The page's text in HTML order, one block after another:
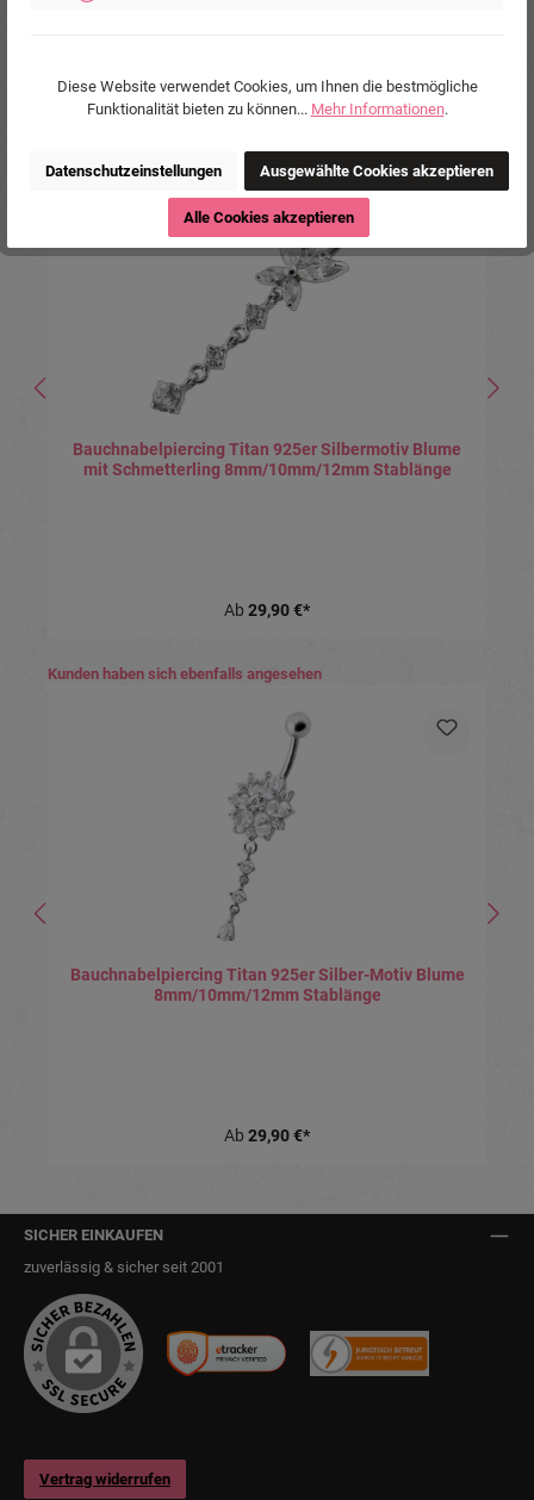
Bauchnabelpiercing Titan 925er Silbermotiv Blume
mit Schmetterling 8mm/10mm/12mm Stablänge
Ab 29,90 €*
Produktgalerie überspringen
Kunden haben sich ebenfalls angesehen
Bauchnabelpiercing Titan 925er Silber-Motiv Blume
8mm/10mm/12mm Stablänge
Ab 29,90 €*
SICHER EINKAUFEN
zuverlässig & sicher seit 2001
Vertrag widerrufen
Diese Website verwendet Cookies, um Ihnen die bestmögliche
Funktionalität bieten zu können... Mehr Informationen.
Datenschutzeinstellungen Ausgewählte Cookies akzeptieren
Alle Cookies akzeptieren